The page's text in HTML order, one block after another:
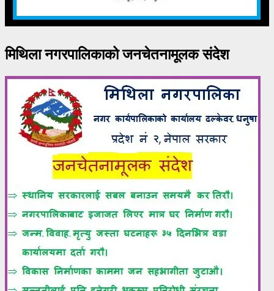
मिथिला नगरपालिकाको जनचेतनामूलक संदेश